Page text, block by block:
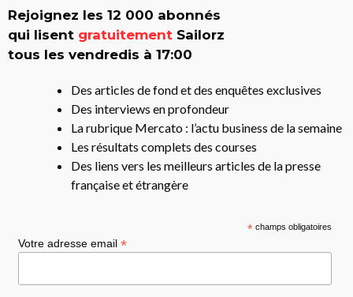
Rejoignez les 12 000 abonnés
qui lisent gratuitement Sailorz
tous les vendredis à 17:00
Des articles de fond et des enquêtes exclusives
Des interviews en profondeur
La rubrique Mercato : l’actu business de la semaine
Les résultats complets des courses
Des liens vers les meilleurs articles de la presse
française et étrangère
* champs obligatoires
Votre adresse email *